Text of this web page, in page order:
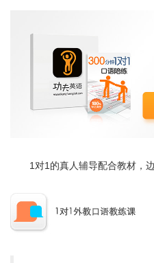
1对1的真人辅导配合教材，